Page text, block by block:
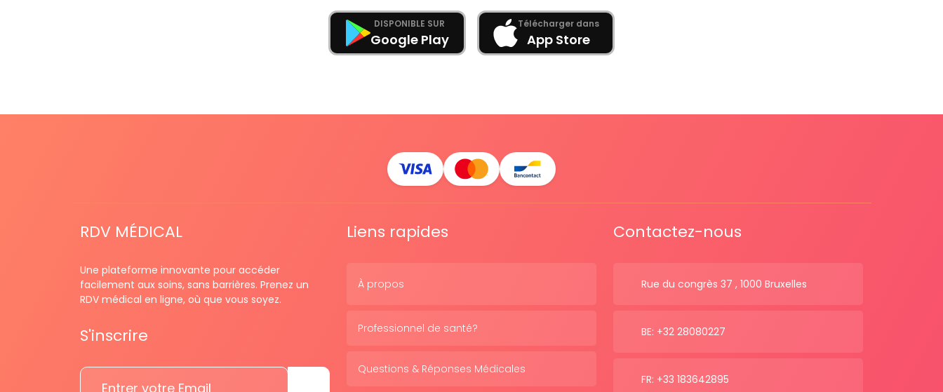
DISPONIBLE SUR
Google Play
Télécharger dans
App Store
RDV MÉDICAL
Une plateforme innovante pour accéder
facilement aux soins, sans barrières. Prenez un
RDV médical en ligne, où que vous soyez.
S'inscrire
Liens rapides
À propos
Professionnel de santé?
Questions & Réponses Médicales
Contactez-nous
Rue du congrès 37 , 1000 Bruxelles
BE: +32 28080227
FR: +33 183642895